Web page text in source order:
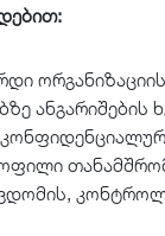
ანგარიშების